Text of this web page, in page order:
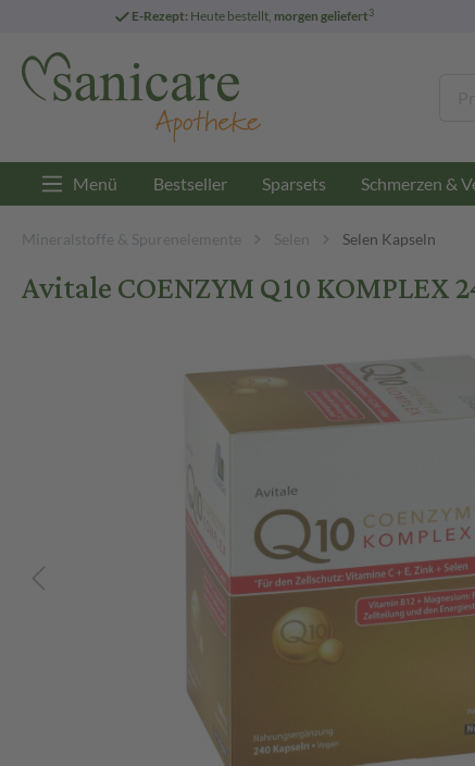
E-Rezept: Heute bestellt, morgen geliefert3
Menü Bestseller Sparsets Schmerzen &
Mineralstoffe & Spurenelemente Selen Selen Kapseln
Avitale COENZYM Q10 KOMPLEX